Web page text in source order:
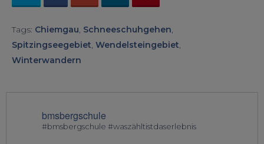
Tags: Chiemgau, Schneeschuhgehen,
Spitzingseegebiet, Wendelsteingebiet,
Winterwandern
bmsbergschule
#bmsbergschule #waszähltistdaserlebnis